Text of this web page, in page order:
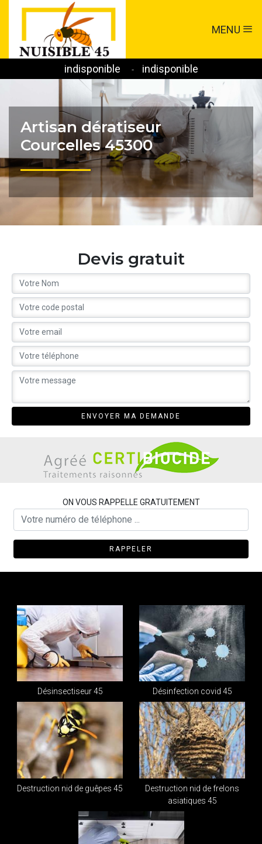
MENU
indisponible - indisponible
Artisan dératiseur
Courcelles 45300
Devis gratuit
ON VOUS RAPPELLE GRATUITEMENT
Désinsectiseur 45 Désinfection covid 45
Destruction nid de guêpes 45
Destruction nid de frelons
asiatiques 45